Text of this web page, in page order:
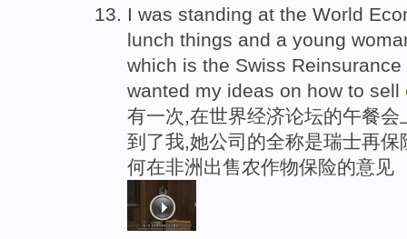
I was standing at the World
lunch things and a young
which is the Swiss
wanted my ideas on how to sell
有一次,在世界经济论坛的午餐
到了我,她公司的全称是瑞士再
何在非洲出售农作物保险的意见